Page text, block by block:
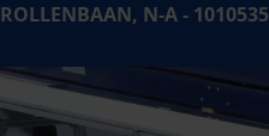
ROLLENBAAN, N-A - 1010535